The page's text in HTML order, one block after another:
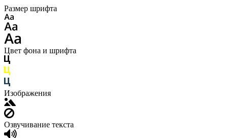
Размер шрифта
Цвет фона и шрифта
Изображения
Озвучивание текста